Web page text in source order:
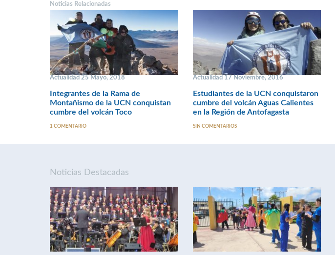
Noticias Relacionadas
Actualidad 25 Mayo, 2018
Integrantes de la Rama de
Montañismo de la UCN conquistan
cumbre del volcán Toco
1 COMENTARIO
Actualidad 17 Noviembre, 2016
Estudiantes de la UCN conquistaron
cumbre del volcán Aguas Calientes
en la Región de Antofagasta
SIN COMENTARIOS
Noticias Destacadas